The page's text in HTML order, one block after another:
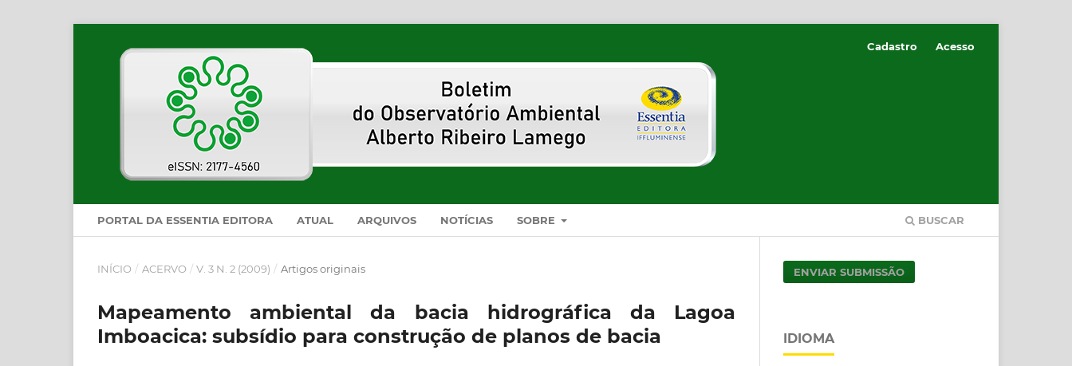
PORTAL DA ESSENTIA EDITORA ATUAL ARQUIVOS NOTÍCIAS SOBRE BUSCAR
Cadastro Acesso
INÍCIO / ACERVO / V. 3 N. 2 (2009) / Artigos originais
Mapeamento ambiental da bacia hidrográfica da Lagoa
Imboacica: subsídio para construção de planos de bacia
ENVIAR SUBMISSÃO
IDIOMA